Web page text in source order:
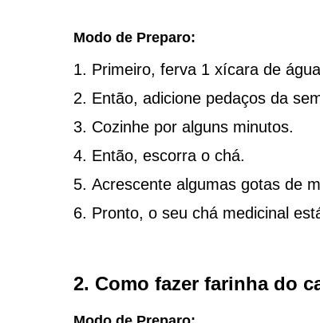
Modo de Preparo:
Primeiro, ferva 1 xícara de
Então, adicione pedaços da
Cozinhe por alguns minutos.
Então, escorra o chá.
Acrescente algumas gotas de
Pronto, o seu chá medicinal
2. Como fazer farinha do